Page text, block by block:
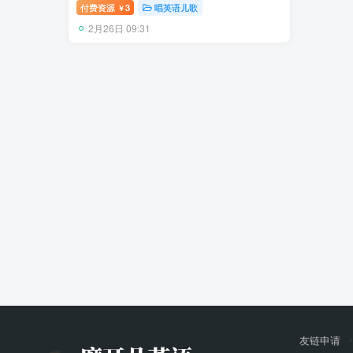
付费资源 ￥3 唱英语儿歌
2月26日 09:31
友链申请